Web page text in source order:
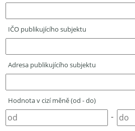
IČO publikujícího subjektu
Adresa publikujícího subjektu
Hodnota v cizí měně (od - do)
-